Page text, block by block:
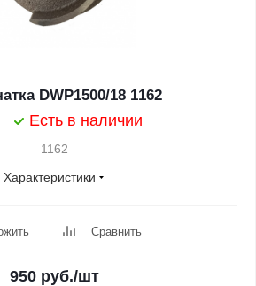
DWP1500/18 1162
Есть в наличии
1162
Характеристики
Сравнить
950 руб./шт